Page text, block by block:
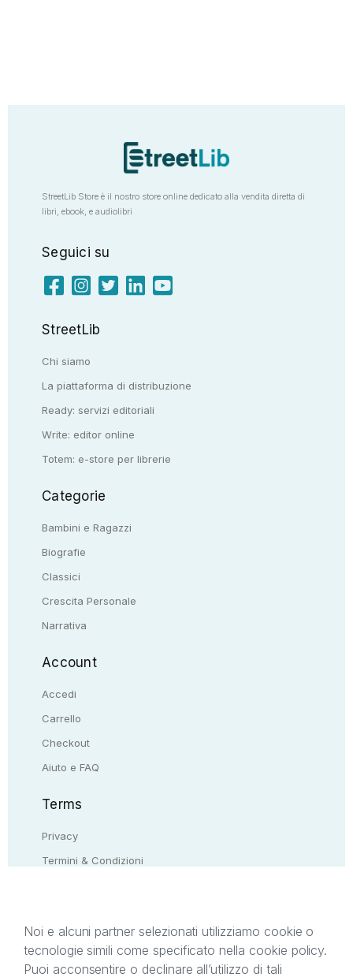
StreetLib Store è il nostro store online dedicato alla vendita diretta di
libri, ebook, e audiolibri
Seguici su
StreetLib
Chi siamo
La piattaforma di distribuzione
Ready: servizi editoriali
Write: editor online
Totem: e-store per librerie
Categorie
Bambini e Ragazzi
Biografie
Classici
Crescita Personale
Narrativa
Account
Accedi
Carrello
Checkout
Aiuto e FAQ
Terms
Privacy
Termini & Condizioni
Il presente sito web è di proprietà di StreetLib S.r.l.
Noi e alcuni partner selezionati utilizziamo cookie o
tecnologie simili come specificato nella cookie policy.
Puoi acconsentire o declinare all’utilizzo di tali